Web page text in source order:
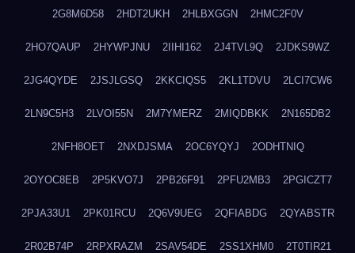
2G8M6D58 2HDT2UKH 2HLBXGGN 2HMC2F0V
2HO7QAUP 2HYWPJNU 2IIHI162 2J4TVL9Q 2JDKS9WZ
2JG4QYDE 2JSJLGSQ 2KKCIQS5 2KL1TDVU 2LCI7CW6
2LN9C5H3 2LVOI55N 2M7YMERZ 2MIQDBKK 2N165DB2
2NFH8OET 2NXDJSMA 2OC6YQYJ 2ODHTNIQ
2OYOC8EB 2P5KVO7J 2PB26F91 2PFU2MB3 2PGICZT7
2PJA33U1 2PK01RCU 2Q6V9UEG 2QFIABDG 2QYABSTR
2R02B74P 2RPXRAZM 2SAV54DE 2SS1XHM0 2T0TIR21